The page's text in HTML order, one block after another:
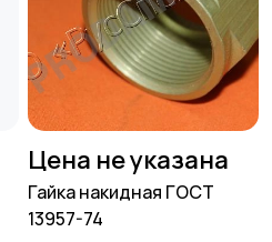
Цена не указана
Гайка накидная ГОСТ
13957-74